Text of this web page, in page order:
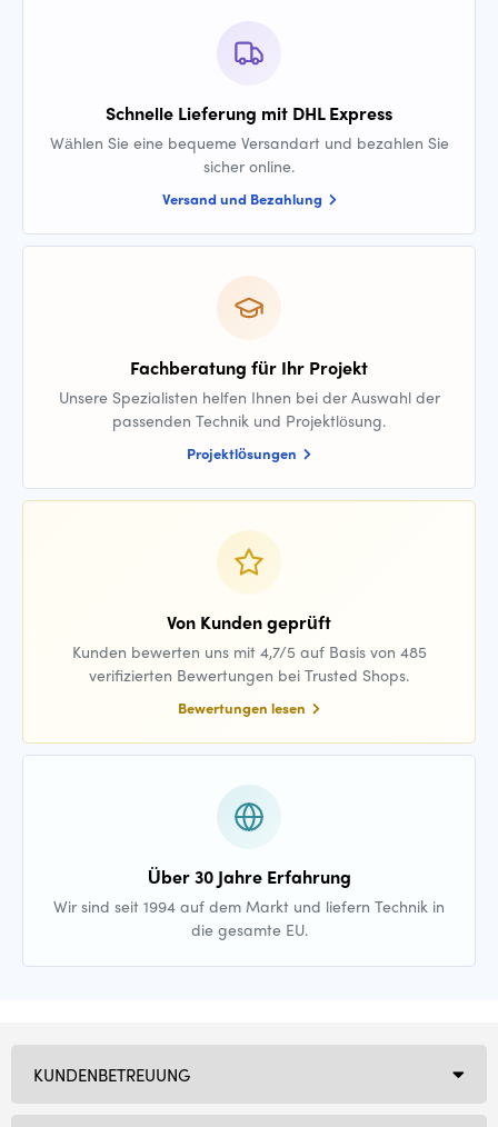
Schnelle Lieferung mit DHL Express
Wählen Sie eine bequeme Versandart und bezahlen Sie
sicher online.
Versand und Bezahlung
Fachberatung für Ihr Projekt
Unsere Spezialisten helfen Ihnen bei der Auswahl der
passenden Technik und Projektlösung.
Projektlösungen
Von Kunden geprüft
Kunden bewerten uns mit 4,7/5 auf Basis von 485
verifizierten Bewertungen bei Trusted Shops.
Bewertungen lesen
Über 30 Jahre Erfahrung
Wir sind seit 1994 auf dem Markt und liefern Technik in
die gesamte EU.
KUNDENBETREUUNG